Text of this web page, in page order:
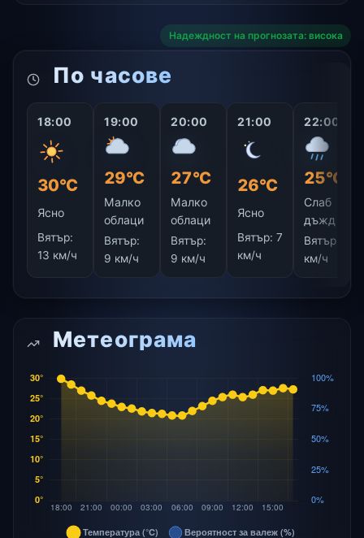
Надеждност на прогнозата: висока
По часове
18:00
30°C
Ясно
Вятър:
13 км/ч
19:00
29°C
Малко
облаци
Вятър:
9 км/ч
20:00
27°C
Малко
облаци
Вятър:
9 км/ч
21:00
26°C
Ясно
Вятър: 7
км/ч
22:00
25°C
Слаб
дъжд
Вятър:
км/ч
Метеограма